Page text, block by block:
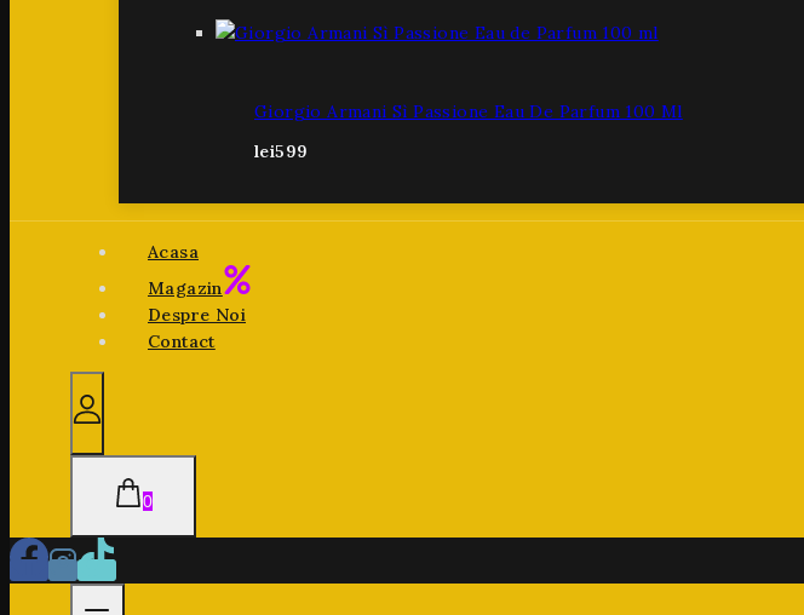
Giorgio Armani Sì Passione Eau De Parfum 100 Ml
lei599
Acasa
Magazin
Despre Noi
Contact
0